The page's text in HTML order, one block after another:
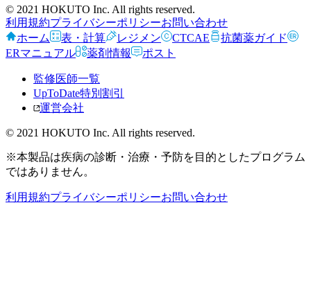
© 2021 HOKUTO Inc. All rights reserved.
利用規約プライバシーポリシーお問い合わせ
ホーム
表・計算 レジメン CTCAE
抗菌薬ガイド
ERマニュアル
薬剤情報 ポスト
監修医師一覧
UpToDate特別割引
運営会社
© 2021 HOKUTO Inc. All rights reserved.
※本製品は疾病の診断・治療・予防を目的としたプログラム
ではありません。
利用規約プライバシーポリシーお問い合わせ